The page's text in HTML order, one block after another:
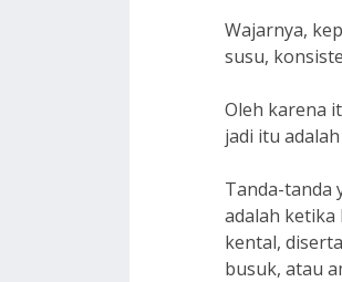
Wajarnya,
susu,
Oleh karena
jadi itu
Tanda-tanda
adalah
kental,
busuk, atau